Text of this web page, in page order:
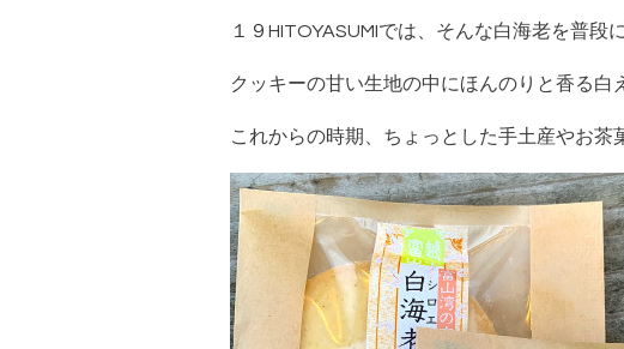
１９HITOYASUMIでは、そんな白海老を普
クッキーの甘い生地の中にほんのりと香る
これからの時期、ちょっとした手土産やお茶